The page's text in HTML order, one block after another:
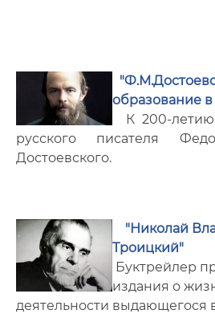
Доступные ЭБС
Книгообеспеченность
Профессиональные базы
Новые поступления
Выставки
Виртуальные выставки
образование
К 200-
русского писателя
Достоевского.
"Николай
Троицкий"
Буктрейлер
издания о
деятельности выдающегося